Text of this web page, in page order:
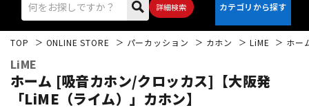
詳細検索
TOP ONLINE STORE パーカッション カホン LiME ホー
LiME
ホーム [吸音カホン/クロッカス]【大阪発
「LiME（ライム）」カホン】